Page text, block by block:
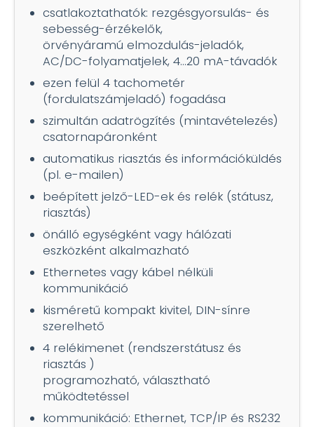
csatlakoztathatók: rezgésgyorsulás- és
sebesség-érzékelők,
örvényáramú elmozdulás-jeladók,
AC/DC-folyamatjelek, 4…20 mA-távadók
ezen felül 4 tachometér
(fordulatszámjeladó) fogadása
szimultán adatrögzítés (mintavételezés)
csatornapáronként
automatikus riasztás és információküldés
(pl. e-mailen)
beépített jelző-LED-ek és relék (státusz,
riasztás)
önálló egységként vagy hálózati
eszközként alkalmazható
Ethernetes vagy kábel nélküli
kommunikáció
kisméretű kompakt kivitel, DIN-sínre
szerelhető
4 relékimenet (rendszerstátusz és
riasztás )
programozható, választható
működtetéssel
kommunikáció: Ethernet, TCP/IP és RS232